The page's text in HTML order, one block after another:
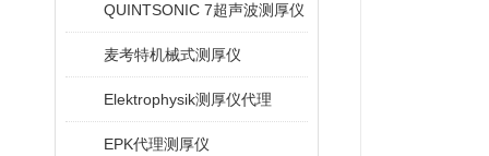
QUINTSONIC 7超声波测厚仪
麦考特机械式测厚仪
Elektrophysik测厚仪代理
EPK代理测厚仪